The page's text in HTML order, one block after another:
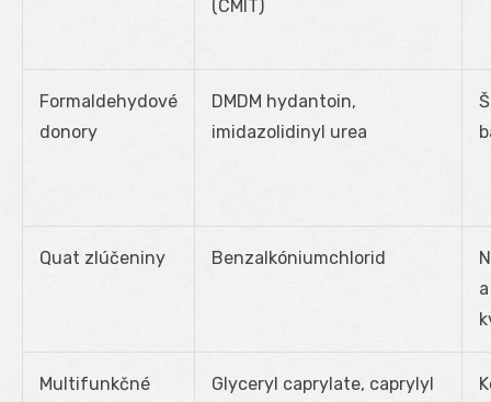
(CMIT)
Formaldehydové
donory
DMDM hydantoin,
imidazolidinyl urea
Quat zlúčeniny Benzalkóniumchlorid
Multifunkčné
Glyceryl caprylate, caprylyl